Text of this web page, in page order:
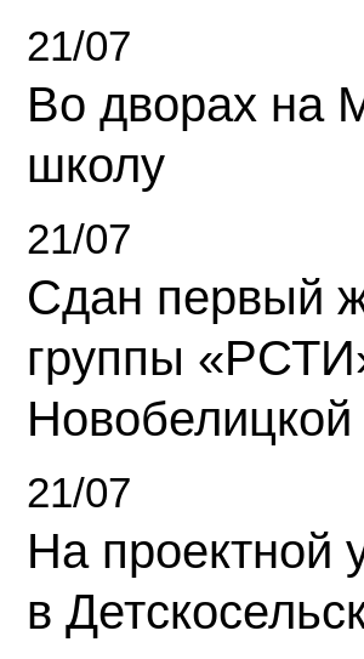
21/07
Во дворах на
школу
21/07
Сдан первый
группы
Новобелицкой
21/07
На проектной
в